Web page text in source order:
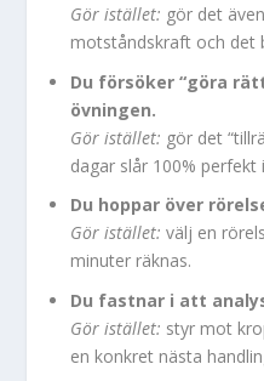
Gör istället: gör det
motståndskraft och det
Du försöker “göra
övningen.
Gör istället: gör det
dagar slår 100% perfekt
Du hoppar över
Gör istället: välj en
minuter räknas.
Du fastnar i att
Gör istället: styr mot
en konkret nästa